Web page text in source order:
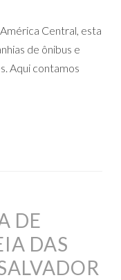
Central, esta
de ônibus e
Aqui contamos
DE
DAS